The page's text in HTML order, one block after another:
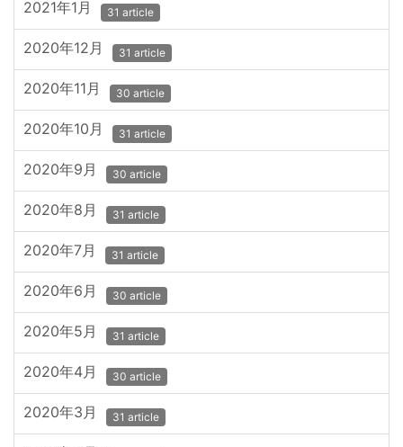
2021年1月 31 article
2020年12月 31 article
2020年11月 30 article
2020年10月 31 article
2020年9月 30 article
2020年8月 31 article
2020年7月 31 article
2020年6月 30 article
2020年5月 31 article
2020年4月 30 article
2020年3月 31 article